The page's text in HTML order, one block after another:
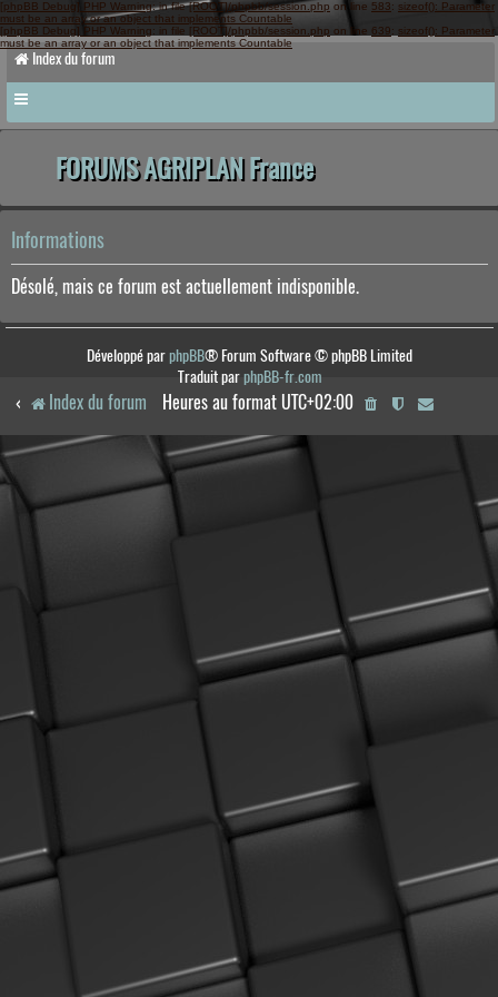
[phpBB Debug] PHP Warning: in file[ROOT]/phpbb/session.php on line 583: sizeof(): Parameter
must be an array or an object that implements Countable
[phpBB Debug] PHP Warning: in file [ROOT]/phpbb/session.php on line 639: sizeof(): Parameter
must be an array or an object that implements Countable
Index du forum
FORUMS AGRIPLAN France
Informations
Désolé, mais ce forum est actuellement indisponible.
Développé parphpBB® Forum Software © phpBB Limited
Traduit parphpBB-fr.com
Index du forum Heures au format UTC+02:00